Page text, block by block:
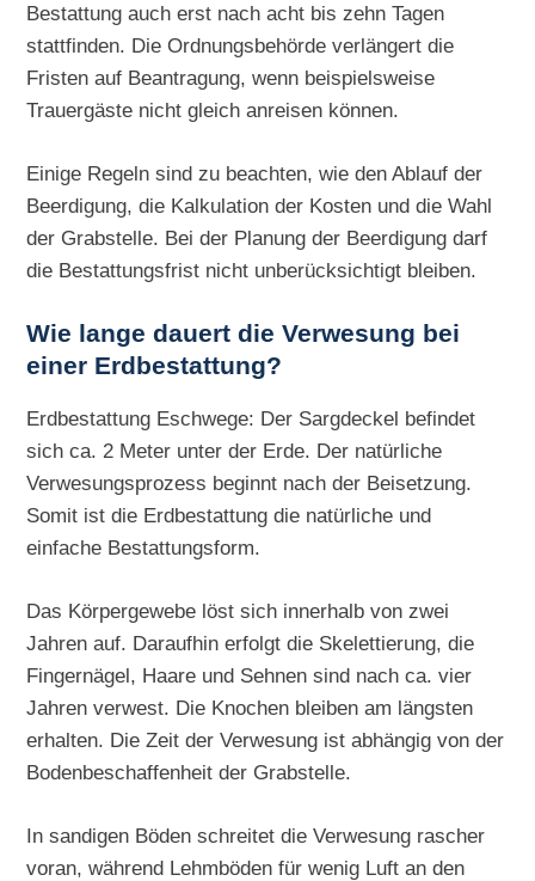
Bestattung auch erst nach acht bis zehn Tagen
stattfinden. Die Ordnungsbehörde verlängert die
Fristen auf Beantragung, wenn beispielsweise
Trauergäste nicht gleich anreisen können.
Einige Regeln sind zu beachten, wie den Ablauf der
Beerdigung, die Kalkulation der Kosten und die Wahl
der Grabstelle. Bei der Planung der Beerdigung darf
die Bestattungsfrist nicht unberücksichtigt bleiben.
Wie lange dauert die Verwesung bei
einer Erdbestattung?
Erdbestattung Eschwege: Der Sargdeckel befindet
sich ca. 2 Meter unter der Erde. Der natürliche
Verwesungsprozess beginnt nach der Beisetzung.
Somit ist die Erdbestattung die natürliche und
einfache Bestattungsform.
Das Körpergewebe löst sich innerhalb von zwei
Jahren auf. Daraufhin erfolgt die Skelettierung, die
Fingernägel, Haare und Sehnen sind nach ca. vier
Jahren verwest. Die Knochen bleiben am längsten
erhalten. Die Zeit der Verwesung ist abhängig von der
Bodenbeschaffenheit der Grabstelle.
In sandigen Böden schreitet die Verwesung rascher
voran, während Lehmböden für wenig Luft an den